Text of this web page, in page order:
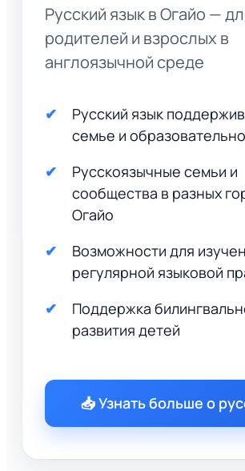
Русский язык в Огайо —
родителей и взрослых в
англоязычной среде
Русский язык
семье и
Русскоязычные семьи и
сообщества в разных
Огайо
Возможности для
регулярной языковой
Поддержка
развития детей
📥 Узнать больше о